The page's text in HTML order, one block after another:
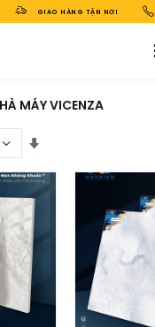
GIAO HÀNG TẬN NƠI
MÁY VICENZA
Sắp Xếp Theo